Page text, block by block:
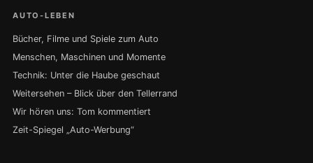
AUTO-LEBEN
Bücher, Filme und Spiele zum Auto
Menschen, Maschinen und Momente
Technik: Unter die Haube geschaut
Weitersehen – Blick über den Tellerrand
Wir hören uns: Tom kommentiert
Zeit-Spiegel „Auto-Werbung“